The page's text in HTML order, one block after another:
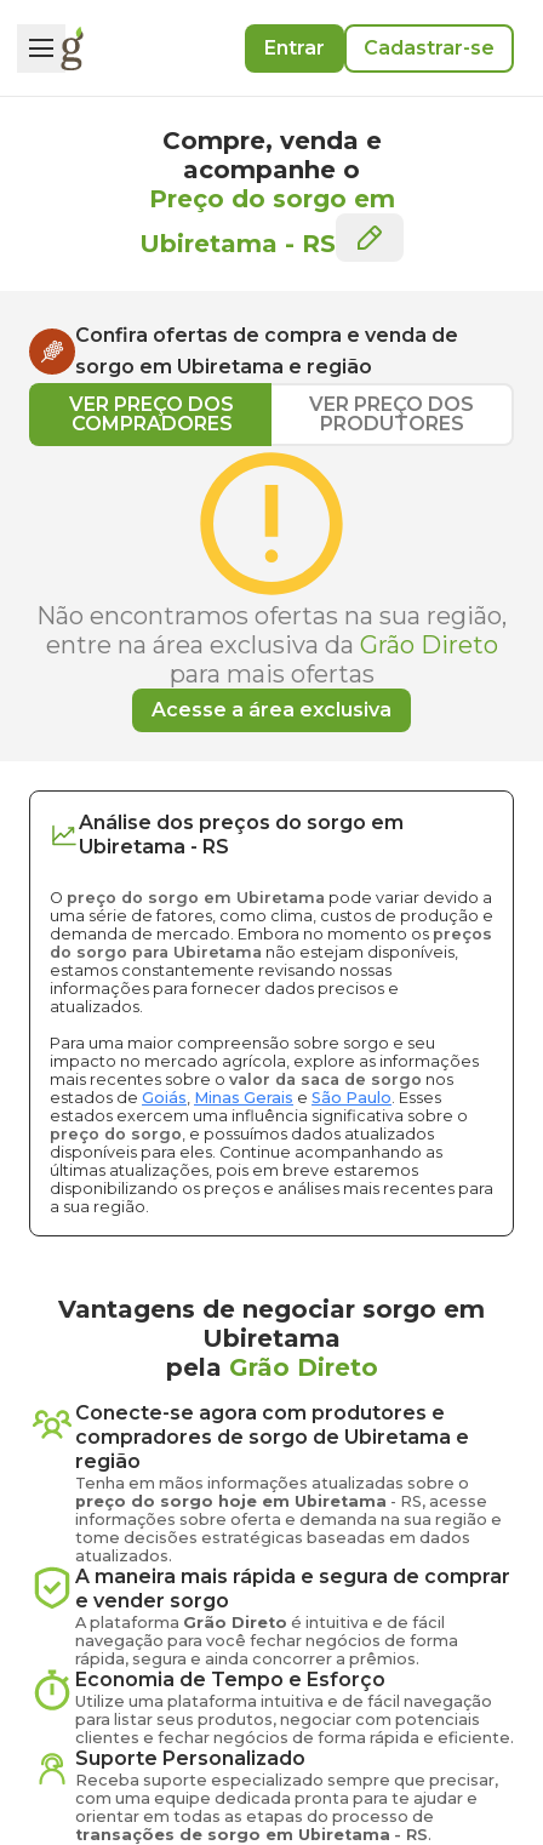
Entrar Cadastrar-se
Compre, venda e
acompanhe o
Preço do sorgo em
Ubiretama - RS
Confira ofertas de compra e venda de
sorgo em Ubiretama e região
VER PREÇO DOS
COMPRADORES
VER PREÇO DOS
PRODUTORES
Não encontramos ofertas na sua região,
entre na área exclusiva da Grão Direto
para mais ofertas
Acesse a área exclusiva
Análise dos preços do sorgo em
Ubiretama - RS
O preço do sorgo em Ubiretama pode variar devido a
uma série de fatores, como clima, custos de produção e
demanda de mercado. Embora no momento os preços
do sorgo para Ubiretama não estejam disponíveis,
estamos constantemente revisando nossas
informações para fornecer dados precisos e
atualizados.
Para uma maior compreensão sobre sorgo e seu
impacto no mercado agrícola, explore as informações
mais recentes sobre o valor da saca de sorgo nos
estados de Goiás, Minas Gerais e São Paulo. Esses
estados exercem uma influência significativa sobre o
preço do sorgo, e possuímos dados atualizados
disponíveis para eles. Continue acompanhando as
últimas atualizações, pois em breve estaremos
disponibilizando os preços e análises mais recentes para
a sua região.
Vantagens de negociar sorgo em
Ubiretama
pela Grão Direto
Conecte-se agora com produtores e
compradores de sorgo de Ubiretama e
região
Tenha em mãos informações atualizadas sobre o
preço do sorgo hoje em Ubiretama - RS, acesse
informações sobre oferta e demanda na sua região e
tome decisões estratégicas baseadas em dados
atualizados.
A maneira mais rápida e segura de comprar
e vender sorgo
A plataforma Grão Direto é intuitiva e de fácil
navegação para você fechar negócios de forma
rápida, segura e ainda concorrer a prêmios.
Economia de Tempo e Esforço
Utilize uma plataforma intuitiva e de fácil navegação
para listar seus produtos, negociar com potenciais
clientes e fechar negócios de forma rápida e eficiente.
Suporte Personalizado
Receba suporte especializado sempre que precisar,
com uma equipe dedicada pronta para te ajudar e
orientar em todas as etapas do processo de
transações de sorgo em Ubiretama - RS.